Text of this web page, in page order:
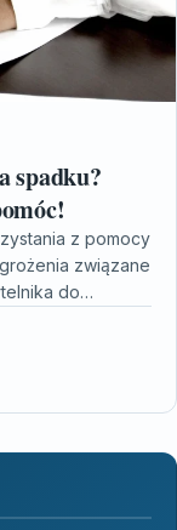
spadku?
z pomocy
związane
do